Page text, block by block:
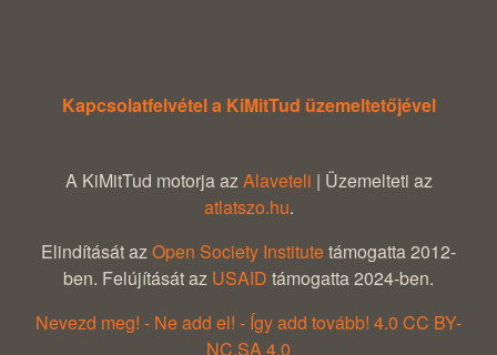
Kapcsolatfelvétel a KiMitTud üzemeltetőjével
A KiMitTud motorja azAlaveteli | Üzemelteti az
atlatszo.hu.
Elindítását azOpen Society Institutetámogatta 2012-
ben. Felújítását az USAID támogatta 2024-ben.
Nevezd meg! - Ne add el! - Így add tovább! 4.0 CC BY-
NC.SA 4.0